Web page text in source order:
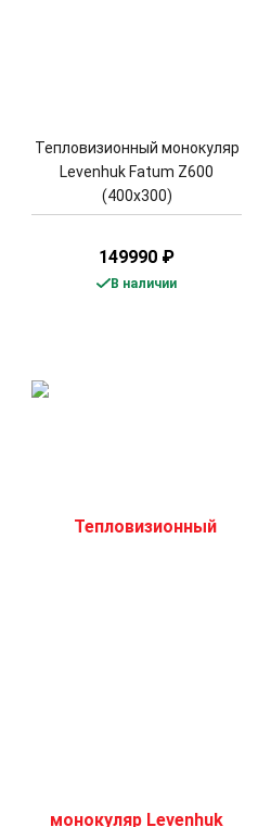
Тепловизионный монокуляр
Levenhuk Fatum Z600
(400х300)
149990 ₽
В наличии